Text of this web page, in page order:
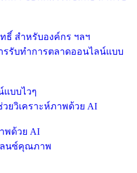
ธิ์ สำหรับองค์กร ฯลฯ
แบบไวๆ
พด้วย AI